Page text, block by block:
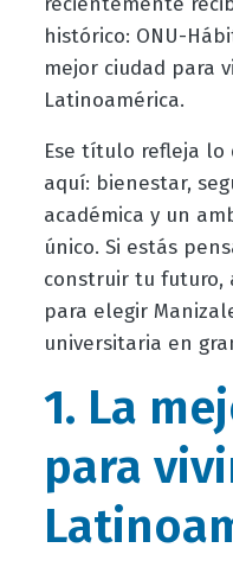
histórico: ONU-
mejor ciudad para
Latinoamérica.
Ese título refleja lo
aquí: bienestar,
académica y un
único. Si estás
construir tu futuro,
para elegir
universitaria en
1. La
para